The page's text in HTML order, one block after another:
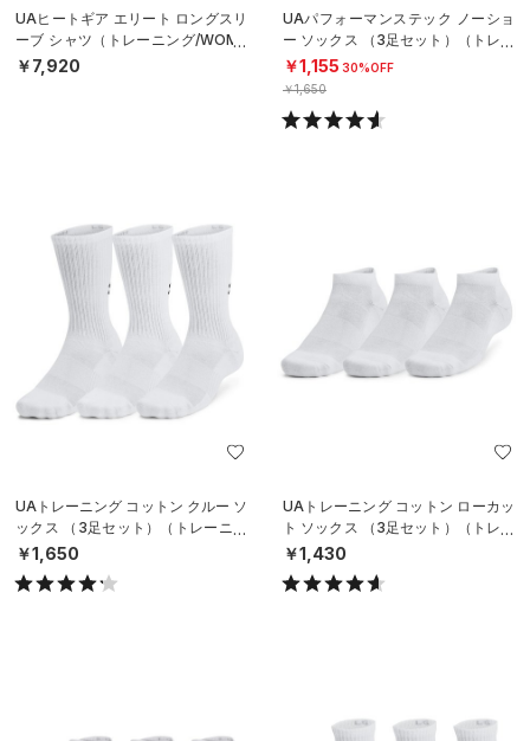
UAヒートギア エリート ロングスリ
ーブ シャツ（トレーニング/WOME
N）
￥7,920
UAパフォーマンステック ノーショ
ー ソックス （3足セット）（トレー
ニング/UNISEX）
￥1,155 30%OFF
￥1,650
UAトレーニング コットン クルー ソ
ックス （3足セット）（トレーニン
グ/UNISEX）
￥1,650
UAトレーニング コットン ローカッ
ト ソックス （3足セット）（トレー
ニング/UNISEX）
￥1,430